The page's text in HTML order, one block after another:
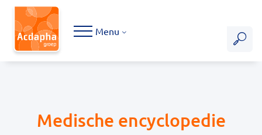
Hoofdmenu
Menu
Medische encyclopedie